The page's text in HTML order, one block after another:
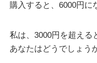
購入すると、6000円に
私は、3000円を超える
あなたはどうでしょう